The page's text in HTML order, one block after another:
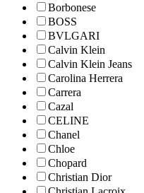
Borbonese
BOSS
BVLGARI
Calvin Klein
Calvin Klein Jeans
Carolina Herrera
Carrera
Cazal
CELINE
Chanel
Chloe
Chopard
Christian Dior